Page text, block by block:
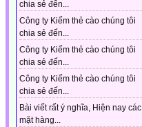
chia sẻ đến...
Công ty Kiếm thẻ cào chúng tôi
chia sẻ đến...
Công ty Kiếm thẻ cào chúng tôi
chia sẻ đến...
Công ty Kiếm thẻ cào chúng tôi
chia sẻ đến...
Bài viết rất ý nghĩa, Hiện nay các
mặt hàng...